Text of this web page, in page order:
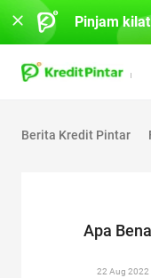
Berita Kredit Pintar
Apa
22 Aug 2022
Pinjam